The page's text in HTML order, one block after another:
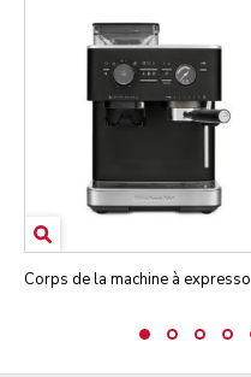
Corps de la machine à expresso